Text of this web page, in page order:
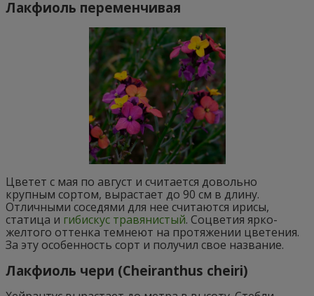
Лакфиоль переменчивая
Цветет с мая по август и считается довольно
крупным сортом, вырастает до 90 см в длину.
Отличными соседями для нее считаются ирисы,
статица и гибискус травянистый. Соцветия ярко-
желтого оттенка темнеют на протяжении цветения.
За эту особенность сорт и получил свое название.
Лакфиоль чери (Cheiranthus cheiri)